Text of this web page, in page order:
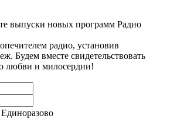
выпуски новых программ Радио
радио, установив
Будем вместе свидетельствовать
любви и милосердии!
Единоразово